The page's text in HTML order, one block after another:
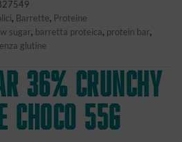
, Barrette, Proteine
sugar, barretta proteica, protein bar,
glutine
36% CRUNCHY
CHOCO 55g